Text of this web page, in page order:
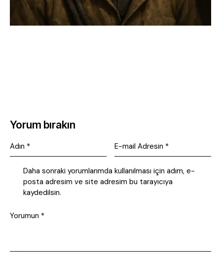
Yorum bırakın
Daha sonraki yorumlarımda kullanılması için adım, e-
posta adresim ve site adresim bu tarayıcıya
kaydedilsin.